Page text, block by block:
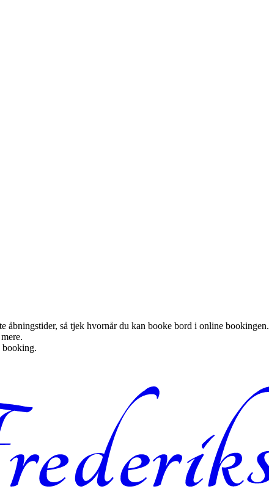
åbningstider, så tjek hvornår du kan booke bord i online bookingen.
booking.